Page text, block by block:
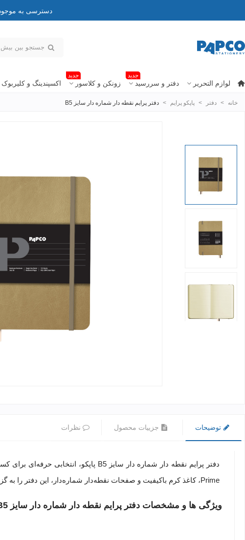
دسترسی به
لوازم التحریر دفتر و سررسید
جدید
زونکن و کلاسور
جدید
اکسپندینگ و کلیربوک
خانه > دفتر > پاپکو پرایم > دفتر پرایم نقطه دار شماره دار سایز B5
توضیحات جزییات محصول نظرات
دفتر پرایم نقطه دار شماره دار سایز B5 پاپکو، انتخابی حرفه‌ای برای کسانی است که به نوشتن، برنامه‌ریزی و ثبت ایده‌ها با
Prime، کاغذ کرم باکیفیت و صفحات نقطه‌دار شماره‌دار، این دفتر را به گزینه‌ای ممتاز برای استفاده روزمره، محیط‌های اداری و هدیه‌ای رسمی تبدیل کرده است.
ویژگی ها و مشخصات دفتر پرایم نقطه دار شماره دار سایز B5